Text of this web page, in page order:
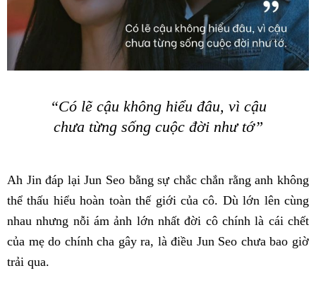
“Có lẽ cậu không hiểu đâu, vì cậu
chưa từng sống cuộc đời như tớ”
Ah Jin đáp lại Jun Seo bằng sự chắc chắn rằng anh không
thể thấu hiểu hoàn toàn thế giới của cô. Dù lớn lên cùng
nhau nhưng nỗi ám ảnh lớn nhất đời cô chính là cái chết
của mẹ do chính cha gây ra, là điều Jun Seo chưa bao giờ
trải qua.